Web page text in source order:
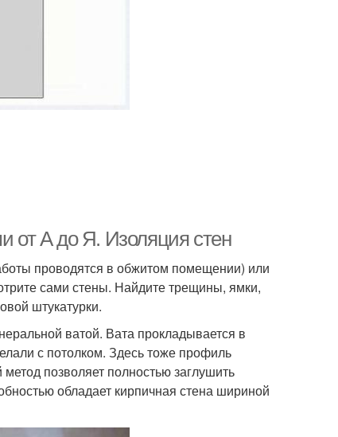
от А до Я. Изоляция стен
проводятся в обжитом помещении) или
сами стены. Найдите трещины, ямки,
штукатурки.
ватой. Вата прокладывается в
с потолком. Здесь тоже профиль
позволяет полностью заглушить
обладает кирпичная стена шириной